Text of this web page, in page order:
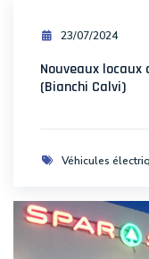
23/07/2024
Nouveaux locaux
(Bianchi Calvi)
Véhicules